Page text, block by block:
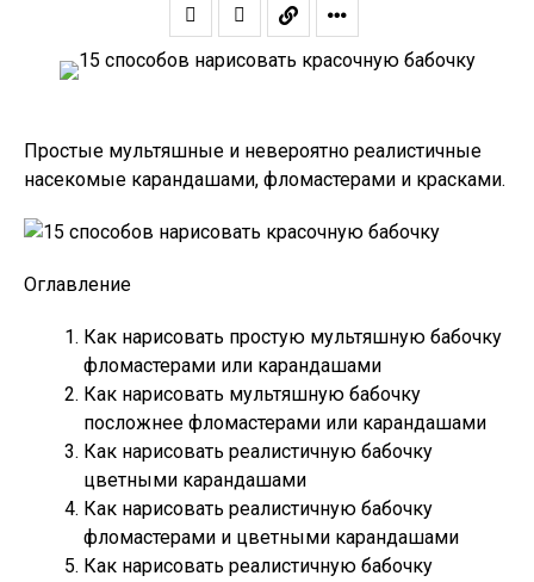
Простые мультяшные и невероятно реалистичные
насекомые карандашами, фломастерами и красками.
Оглавление
Как нарисовать простую мультяшную бабочку
фломастерами или карандашами
Как нарисовать мультяшную бабочку
посложнее фломастерами или карандашами
Как нарисовать реалистичную бабочку
цветными карандашами
Как нарисовать реалистичную бабочку
фломастерами и цветными карандашами
Как нарисовать реалистичную бабочку